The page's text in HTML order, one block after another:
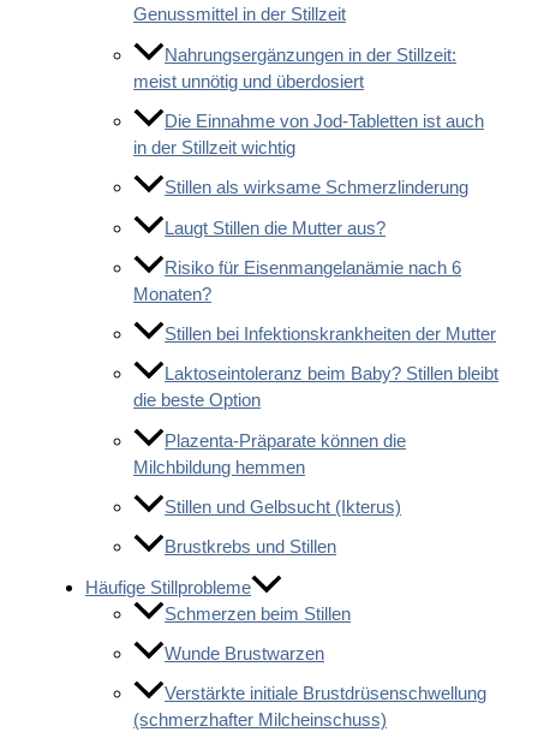
Genussmittel in der Stillzeit
Nahrungsergänzungen in der Stillzeit:
meist unnötig und überdosiert
Die Einnahme von Jod-Tabletten ist auch
in der Stillzeit wichtig
Stillen als wirksame Schmerzlinderung
Laugt Stillen die Mutter aus?
Risiko für Eisenmangelanämie nach 6
Monaten?
Stillen bei Infektionskrankheiten der Mutter
Laktoseintoleranz beim Baby? Stillen bleibt
die beste Option
Plazenta-Präparate können die
Milchbildung hemmen
Stillen und Gelbsucht (Ikterus)
Brustkrebs und Stillen
Häufige Stillprobleme
Schmerzen beim Stillen
Wunde Brustwarzen
Verstärkte initiale Brustdrüsenschwellung
(schmerzhafter Milcheinschuss)